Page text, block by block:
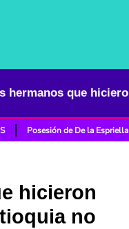
Posesión de De la Espriella
hicieron
no